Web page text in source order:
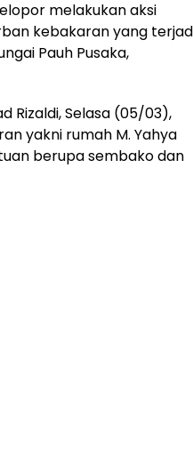
melakukan aksi
kebakaran yang
Pauh Pusaka,
Rizaldi, Selasa (05/03),
yakni rumah M. Yahya
berupa sembako dan